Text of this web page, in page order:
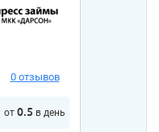
0 отзывов
от 0.5 в день